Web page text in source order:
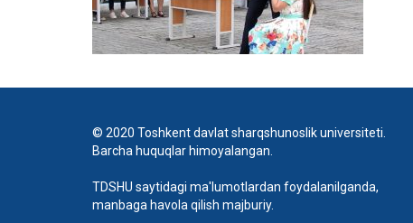
© 2020 Toshkent davlat sharqshunoslik universiteti.
Barcha huquqlar himoyalangan.
TDSHU saytidagi ma'lumotlardan foydalanilganda,
manbaga havola qilish majburiy.